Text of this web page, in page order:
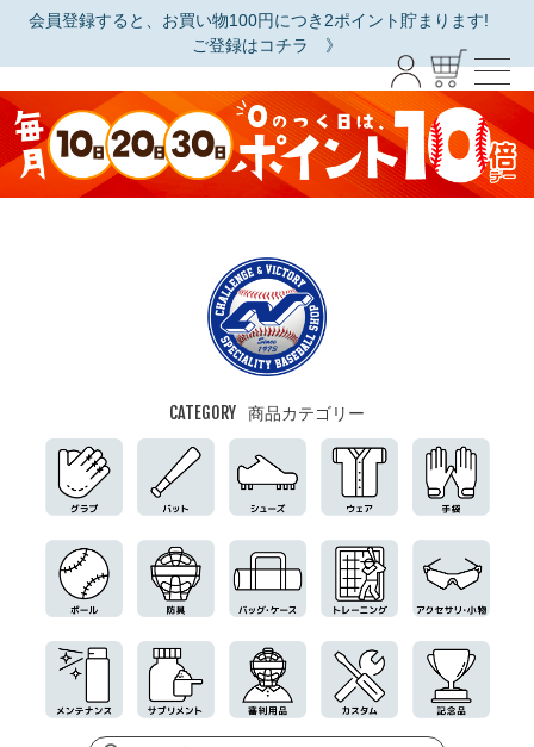
会員登録すると、お買い物100円につき2ポイント貯まります!
ご登録はコチラ 》
CATEGORY 商品カテゴリー